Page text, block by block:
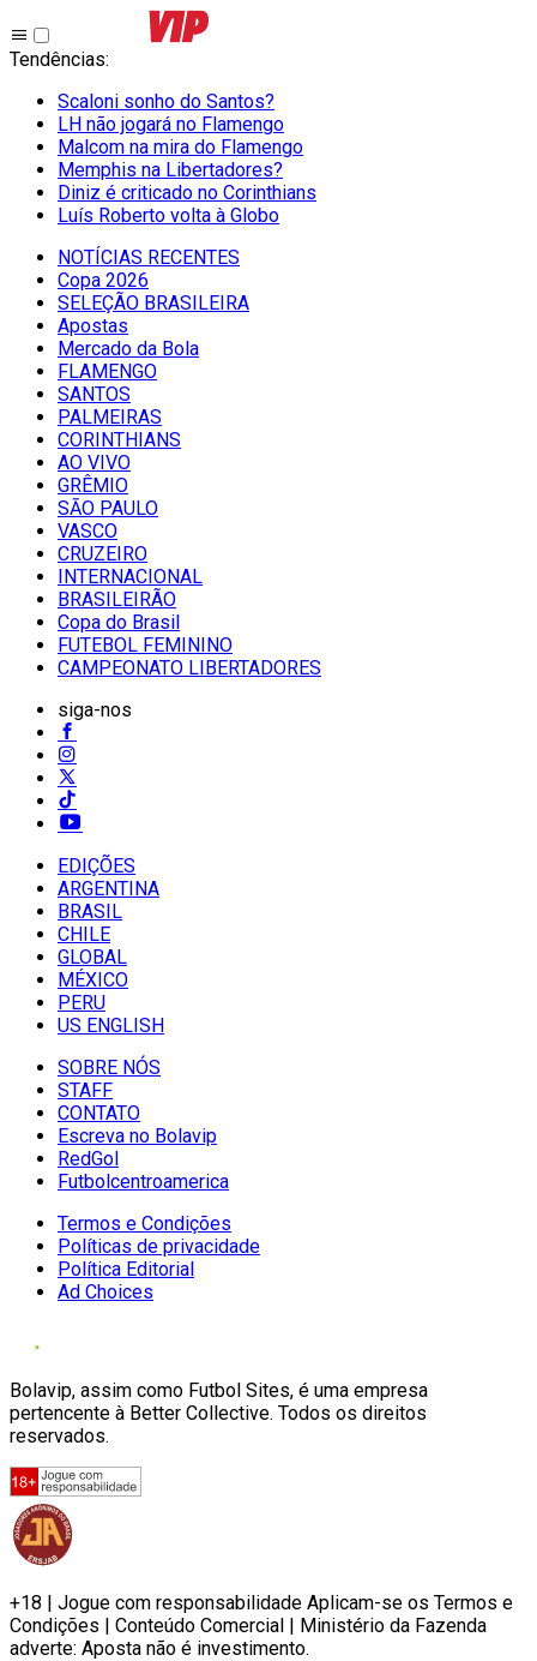
Tendências:
Scaloni sonho do Santos?
LH não jogará no Flamengo
Malcom na mira do Flamengo
Memphis na Libertadores?
Diniz é criticado no Corinthians
Luís Roberto volta à Globo
NOTÍCIAS RECENTES
Copa 2026
SELEÇÃO BRASILEIRA
Apostas
Mercado da Bola
FLAMENGO
SANTOS
PALMEIRAS
CORINTHIANS
AO VIVO
GRÊMIO
SĀO PAULO
VASCO
CRUZEIRO
INTERNACIONAL
BRASILEIRÃO
Copa do Brasil
FUTEBOL FEMININO
CAMPEONATO LIBERTADORES
siga-nos
EDIÇÕES
ARGENTINA
BRASIL
CHILE
GLOBAL
MÉXICO
PERU
US ENGLISH
SOBRE NÓS
STAFF
CONTATO
Escreva no Bolavip
RedGol
Futbolcentroamerica
Termos e Condições
Políticas de privacidade
Política Editorial
Ad Choices
Bolavip, assim como Futbol Sites, é uma empresa
pertencente à Better Collective. Todos os direitos
reservados.
+18 | Jogue com responsabilidade Aplicam-se os Termos e
Condições | Conteúdo Comercial | Ministério da Fazenda
adverte: Aposta não é investimento.